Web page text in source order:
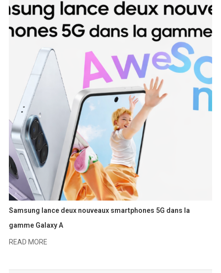
Samsung lance deux nouveaux smartphones 5G dans la
gamme Galaxy A
READ MORE